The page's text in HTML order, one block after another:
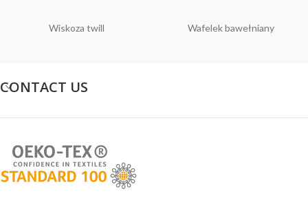
Wiskoza twill Wafelek bawełniany
CONTACT US